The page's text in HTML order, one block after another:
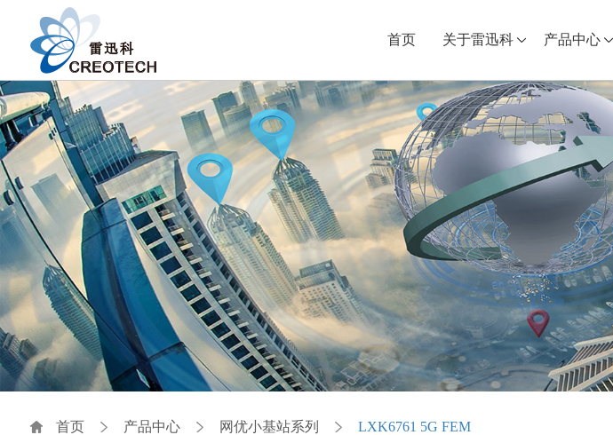
首页 关于雷迅科 产品中心
首页 产品中心 网优小基站系列 LXK6761 5G FEM